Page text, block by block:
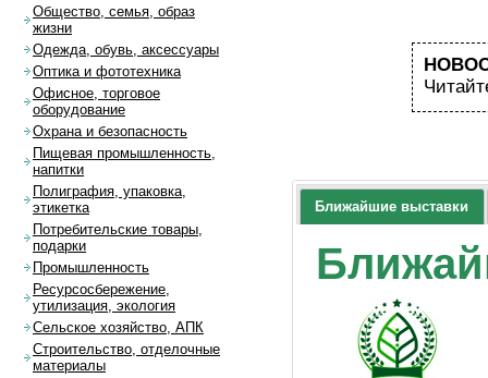
Ближайшие выставки
Общество, семья, образ
жизни
Одежда, обувь, аксессуары
Оптика и фототехника
Офисное, торговое
оборудование
Охрана и безопасность
Пищевая промышленность,
напитки
Полиграфия, упаковка,
этикетка
Потребительские товары,
подарки
Промышленность
Ресурсосбережение,
утилизация, экология
Сельское хозяйство, АПК
Строительство, отделочные
материалы